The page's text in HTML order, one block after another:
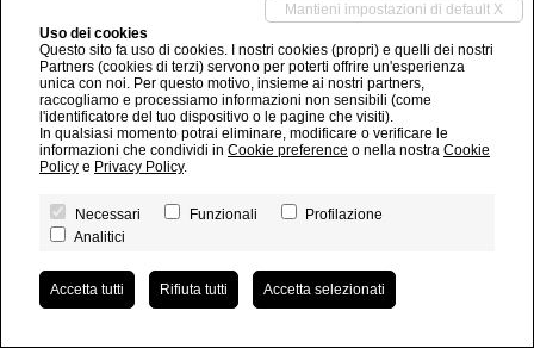
Mantieni impostazioni di default X
Uso dei cookies
Questo sito fa uso di cookies. I nostri cookies (propri) e quelli dei nostri
Partners (cookies di terzi) servono per poterti offrire un'esperienza
unica con noi. Per questo motivo, insieme ai nostri partners,
raccogliamo e processiamo informazioni non sensibili (come
l'identificatore del tuo dispositivo o le pagine che visiti).
In qualsiasi momento potrai eliminare, modificare o verificare le
informazioni che condividi in Cookie preference o nella nostra Cookie
Policy e Privacy Policy.
Necessari Funzionali
Profilazione
Analitici
Accetta tutti Rifiuta tutti Accetta selezionati